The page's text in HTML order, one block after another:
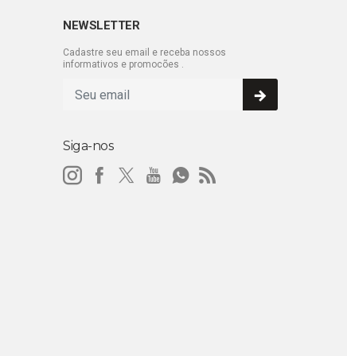
NEWSLETTER
Cadastre seu email e receba nossos
informativos e promocões .
Siga-nos